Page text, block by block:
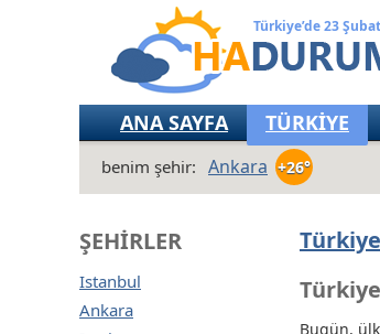
Türkiye’de 23
ANA SAYFA TÜRKİYE
benim şehir: Ankara +26°
ŞEHIRLER
Istanbul
Ankara
Bugün,